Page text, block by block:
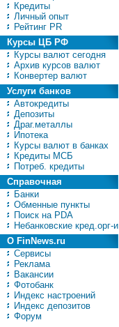
Кредиты
Личный опыт
Рейтинг PR
Курсы ЦБ РФ
Курсы валют сегодня
Архив курсов валют
Конвертер валют
Услуги банков
Автокредиты
Депозиты
Драг.металлы
Ипотека
Курсы валют в банках
Кредиты МСБ
Потреб. кредиты
Справочная
Банки
Обменные пункты
Поиск на PDA
Небанковские кред.орг-и
О FinNews.ru
Сервисы
Реклама
Вакансии
Фотобанк
Индекс настроений
Индекс депозитов
Форум